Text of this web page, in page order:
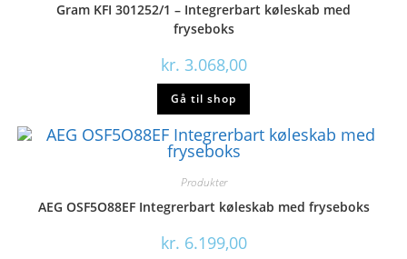
Gram KFI 301252/1 – Integrerbart køleskab med
fryseboks
kr. 3.068,00
Gå til shop
Produkter
AEG OSF5O88EF Integrerbart køleskab med fryseboks
kr. 6.199,00